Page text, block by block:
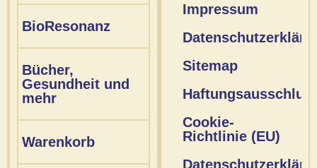
BioResonanz
Bücher,
Gesundheit und
mehr
Warenkorb
Impressum
Sitemap
Cookie-
Richtlinie (EU)